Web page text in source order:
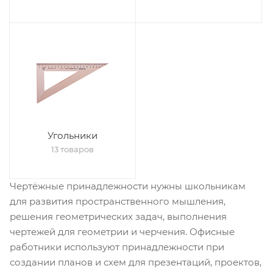
Угольники
13 товаров
Чертёжные принадлежности нужны школьникам
для развития пространственного мышления,
решения геометрических задач, выполнения
чертежей для геометрии и черчения. Офисные
работники используют принадлежности при
создании планов и схем для презентаций, проектов,